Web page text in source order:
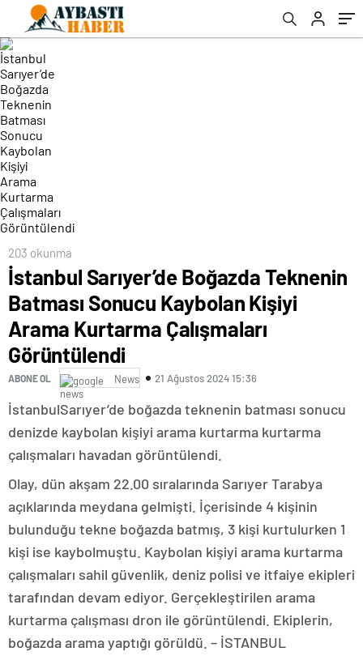
Kurtarma Çalışmaları Görüntülendi
203 okunma
İstanbul Sarıyer’de Boğazda Teknenin
Batması Sonucu Kaybolan Kişiyi
Arama Kurtarma Çalışmaları
Görüntülendi
ABONE OL News 21 Ağustos 2024 15:36
İstanbulSarıyer’de boğazda teknenin batması sonucu
denizde kaybolan kişiyi arama kurtarma kurtarma
çalışmaları havadan görüntülendi.
Olay, dün akşam 22.00 sıralarında Sarıyer Tarabya
açıklarında meydana gelmişti. İçerisinde 4 kişinin
bulunduğu tekne boğazda batmış, 3 kişi kurtulurken 1
kişi ise kaybolmuştu. Kaybolan kişiyi arama kurtarma
çalışmaları sahil güvenlik, deniz polisi ve itfaiye ekipleri
tarafından devam ediyor. Gerçekleştirilen arama
kurtarma çalışması dron ile görüntülendi. Ekiplerin,
boğazda arama yaptığı görüldü. – İSTANBUL